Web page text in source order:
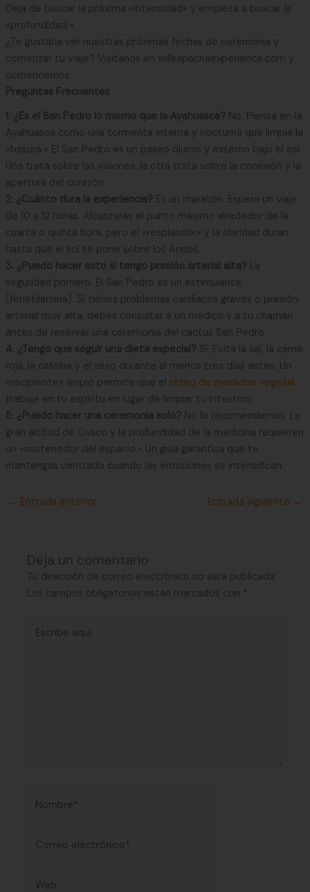
Deja de buscar la próxima «intensidad» y empieza a buscar la
«profundidad.»
¿Te gustaría ver nuestras próximas fechas de ceremonia y
comenzar tu viaje? Visítanos en willkapachaexperience.com y
comencemos.
Preguntas Frecuentes
1. ¿Es el San Pedro lo mismo que la Ayahuasca? No. Piensa en la
Ayahuasca como una tormenta interna y nocturna que limpia la
«basura.» El San Pedro es un paseo diurno y externo bajo el sol.
Una trata sobre las visiones; la otra trata sobre la conexión y la
apertura del corazón.
2. ¿Cuánto dura la experiencia? Es un maratón. Espera un viaje
de 10 a 12 horas. Alcanzarás el punto máximo alrededor de la
cuarta o quinta hora, pero el «resplandor» y la claridad duran
hasta que el sol se pone sobre los Andes.
3. ¿Puedo hacer esto si tengo presión arterial alta? La
seguridad primero. El San Pedro es un estimulante
(fenetilamina). Si tienes problemas cardíacos graves o presión
arterial muy alta, debes consultar a un médico y a tu chamán
antes de reservar una ceremonia del cactus San Pedro.
4. ¿Tengo que seguir una dieta especial? Sí. Evita la sal, la carne
roja, la cafeína y el sexo durante al menos tres días antes. Un
«recipiente» limpio permite que el retiro de medicina vegetal
trabaje en tu espíritu en lugar de limpiar tu intestino.
5. ¿Puedo hacer una ceremonia solo? No lo recomendamos. La
gran altitud de Cusco y la profundidad de la medicina requieren
un «sostenedor del espacio.» Un guía garantiza que te
mantengas centrado cuando las emociones se intensifican.
← Entrada anterior Entrada siguiente →
Deja un comentario
Tu dirección de correo electrónico no será publicada.
Los campos obligatorios están marcados con
electrónico*